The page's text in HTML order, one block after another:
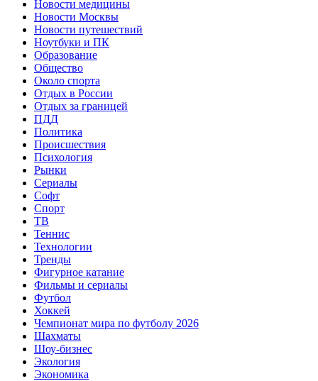
Новости медицины
Новости Москвы
Новости путешествий
Ноутбуки и ПК
Образование
Общество
Около спорта
Отдых в России
Отдых за границей
ПДД
Политика
Происшествия
Психология
Рынки
Сериалы
Софт
Спорт
ТВ
Теннис
Технологии
Тренды
Фигурное катание
Фильмы и сериалы
Футбол
Хоккей
Чемпионат мира по футболу 2026
Шахматы
Шоу-бизнес
Экология
Экономика